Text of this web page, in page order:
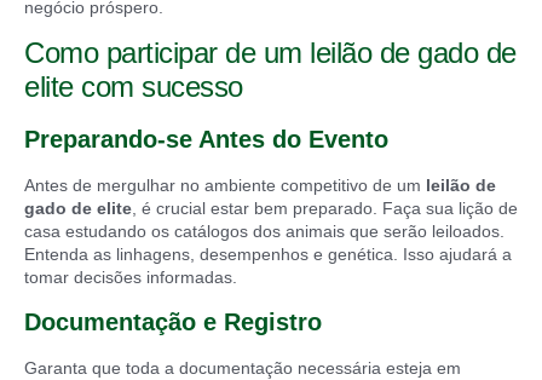
negócio próspero.
Como participar de um leilão de gado de
elite com sucesso
Preparando-se Antes do Evento
Antes de mergulhar no ambiente competitivo de um leilão de
gado de elite , é crucial estar bem preparado. Faça sua lição de
casa estudando os catálogos dos animais que serão leiloados.
Entenda as linhagens, desempenhos e genética. Isso ajudará a
tomar decisões informadas.
Documentação e Registro
Garanta que toda a documentação necessária esteja em